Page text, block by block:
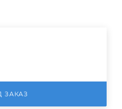
ЗАКАЗ